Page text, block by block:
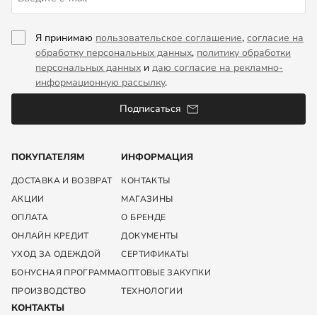
ПОКУПАТЕЛЯМ
ДОСТАВКА И ВОЗВРАТ
АКЦИИ
ОПЛАТА
ОНЛАЙН КРЕДИТ
УХОД ЗА ОДЕЖДОЙ
БОНУСНАЯ ПРОГРАММА
ПРОИЗВОДСТВО
ИНФОРМАЦИЯ
КОНТАКТЫ
МАГАЗИНЫ
О БРЕНДЕ
ДОКУМЕНТЫ
СЕРТИФИКАТЫ
ОПТОВЫЕ ЗАКУПКИ
ТЕХНОЛОГИИ
КОНТАКТЫ
Я принимаю пользовательское соглашение, согласие на
обработку персональных данных, политику обработки
персональных данных и даю согласие на рекламно-
информационную рассылку.
Подписаться